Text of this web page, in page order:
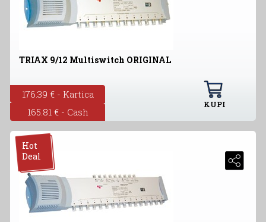
TRIAX 9/12 Multiswitch ORIGINAL
176.39 € - Kartica
165.81 € - Cash
KUPI
Hot
Deal